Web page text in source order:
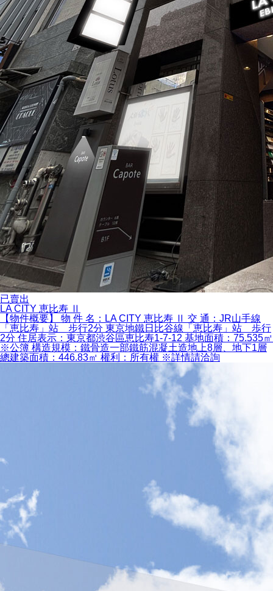
已賣出
LA CITY 恵比寿 Ⅱ
【物件概要】 物 件 名：LA CITY 恵比寿 Ⅱ 交 通：JR山手線
「恵比寿」站 步行2分 東京地鐵日比谷線「恵比寿」站 歩行
2分 住居表示：東京都渋谷區恵比寿1-7-12 基地面積：75.535㎡
※公簿 構造規模：鐵骨造一部鐵筋混凝土造地上8層、地下1層
總建築面積：446.83㎡ 權利：所有權 ※詳情請洽詢